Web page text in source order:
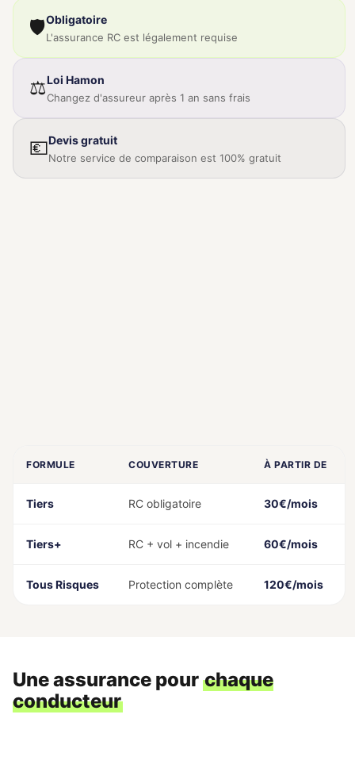
🛡️Obligatoire
L'assurance RC est légalement requise
⚖️Loi Hamon
Changez d'assureur après 1 an sans frais
💶Devis gratuit
Notre service de comparaison est 100% gratuit
FORMULE COUVERTURE À PARTIR DE
Tiers RC obligatoire 30€/mois
Tiers+ RC + vol + incendie 60€/mois
Tous Risques Protection complète 120€/mois
Une assurance pour chaque
conducteur